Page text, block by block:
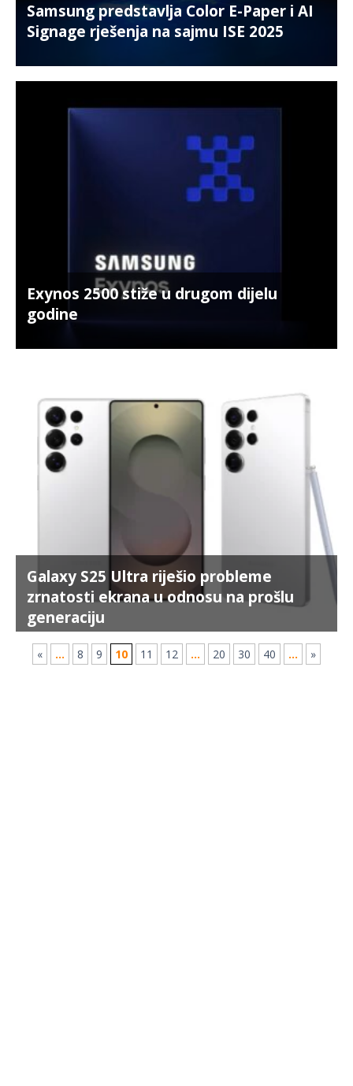
Samsung predstavlja Color E-Paper i AI
Signage rješenja na sajmu ISE 2025
Exynos 2500 stiže u drugom dijelu
godine
Galaxy S25 Ultra riješio probleme
zrnatosti ekrana u odnosu na prošlu
generaciju
« ... 8 9 10 11 12 ... 20 30 40 ... »